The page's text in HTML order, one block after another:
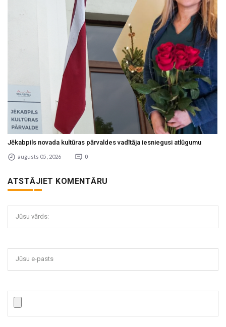
Jēkabpils novada kultūras pārvaldes vadītāja iesniegusi atlūgumu
augusts 05 , 2026 0
ATSTĀJIET KOMENTĀRU
Jūsu vārds:
Jūsu e-pasts